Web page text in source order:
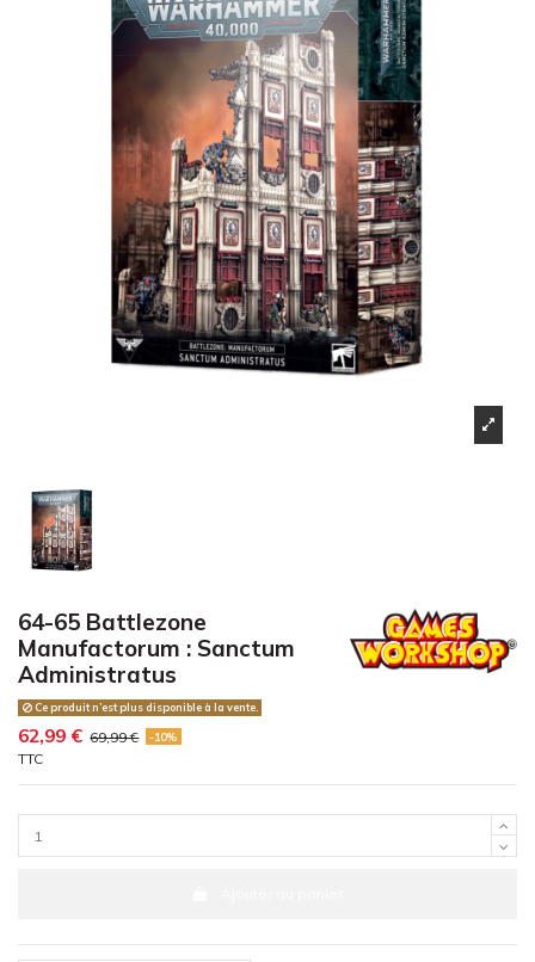
64-65 Battlezone
Manufactorum : Sanctum
Administratus
Ce produit n’est plus disponible à la vente.
62,99 € 69,99 € -10%
TTC